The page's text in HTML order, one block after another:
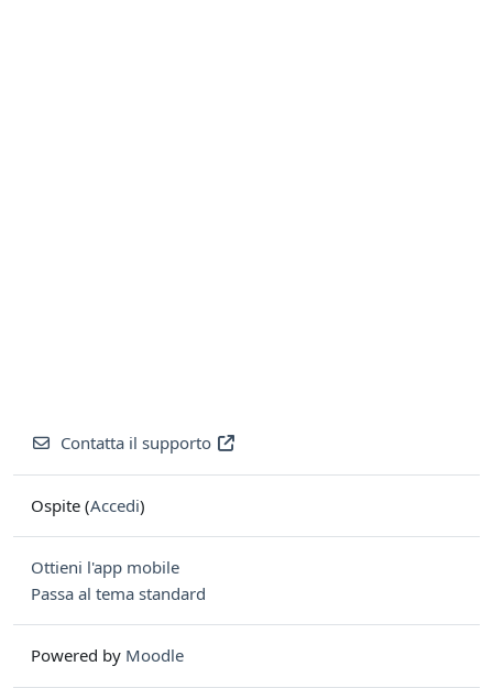
Contatta il supporto
Ospite (Accedi)
Ottieni l'app mobile
Passa al tema standard
Powered by Moodle